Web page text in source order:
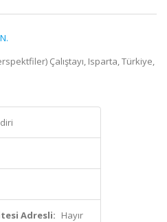
Çalıştayı, Isparta, Türkiye,
Adresli: Hayır